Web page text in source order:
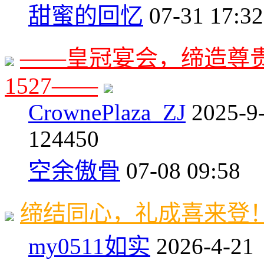
甜蜜的回忆 07-31 17:32
——皇冠宴会，缔造尊
1527——
CrownePlaza_ZJ 2025-
124450
空余傲骨 07-08 09:58
缔结同心，礼成喜来登
my0511如实 2026-4-21